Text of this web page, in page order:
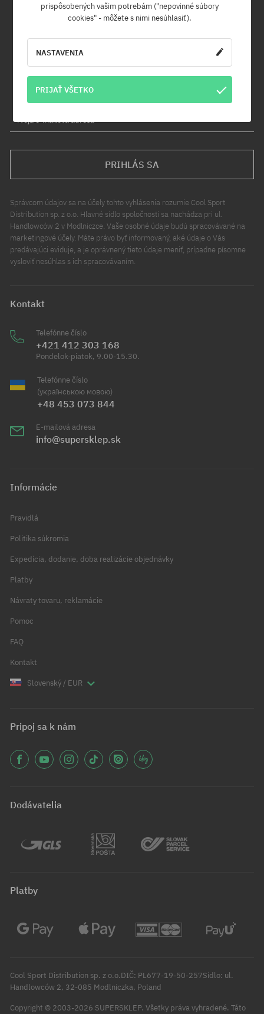
Newsletter
Navyše získaš zľavový kód -5 % na celú objednávku!
Tvoja e-mailová adresa
PRIHLÁS SA
Správcom údajov sa na účely tohto vyhlásenia rozumie Cool Sport
Distribution sp. z o.o. Hlavné sídlo spoločnosti sa nachádza pri ul.
Handlowców 2 v Modlniczce. Vaše osobné údaje budú spracovávané na
marketingové účely. Máte právo byť informovaný, aké údaje o Vás
predávajúci eviduje, a je oprávnený tieto údaje meniť, prípadne písomne
vysloviť nesúhlas s ich spracovávaním.
Kontakt
Telefónne číslo
+421 412 303 168
Pondelok-piatok, 9.00-15.30.
Telefónne číslo
(українською мовою)
+48 453 073 844
E-mailová adresa
info@supersklep.sk
Informácie
Pravidlá
Politika súkromia
Expedícia, dodanie, doba realizácie objednávky
Platby
Návraty tovaru, reklamácie
Pomoc
FAQ
Kontakt
Slovenský / EUR
Pripoj sa k nám
Dodávatelia
Platby
Cool Sport Distribution sp. z o.o.DIČ: PL677-19-50-257Sídlo: ul.
Handlowców 2, 32-085 Modlniczka, Poland
Copyright © 2003-2026 SUPERSKLEP. Všetky práva vyhradené. Táto
prispôsobených vašim potrebám ("nepovinné súbory
cookies" - môžete s nimi nesúhlasiť).
NASTAVENIA
PRIJAŤ VŠETKO